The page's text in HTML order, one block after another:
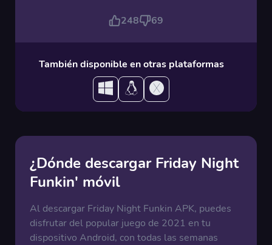
248 69
También disponible en otras plataformas
¿Dónde descargar Friday Night
Funkin' móvil
Al descargar Friday Night Funkin APK, puedes
disfrutar del popular juego de 2021 en tu
dispositivo Android, con todas las semanas